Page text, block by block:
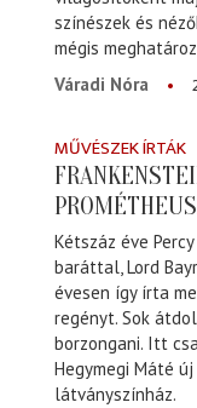
színészek és
mégis
Váradi Nóra
MŰVÉSZEK ÍRTÁK
Kétszáz éve
baráttal, Lord
évesen így írta
regényt. Sok
borzongani. Itt
Hegymegi Máté
látványszínház.